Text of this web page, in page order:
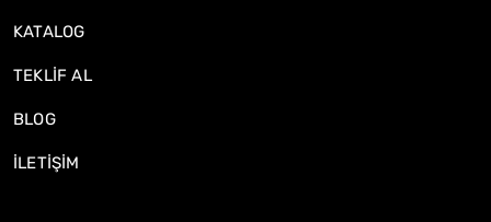
KATALOG
TEKLİF AL
BLOG
İLETİŞİM